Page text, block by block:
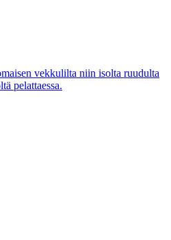
vekkulilta niin isolta ruudulta
pelattaessa.